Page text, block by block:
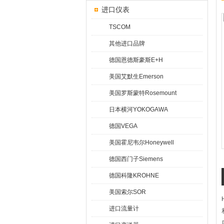
进口仪表
TSCOM
其他进口品牌
德国恩德斯豪斯E+H
美国艾默生Emerson
美国罗斯蒙特Rosemount
日本横河YOKOGAWA
德国VEGA
美国霍尼韦尔Honeywell
德国西门子Siemens
德国科隆KROHNE
美国索尔SOR
进口流量计